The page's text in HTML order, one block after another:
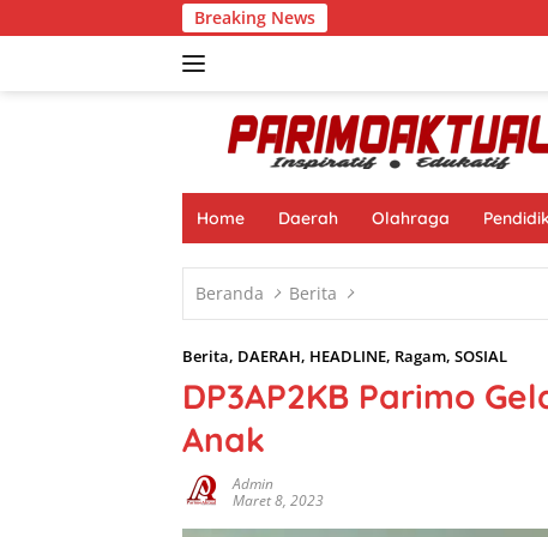
ke
Breaking News
Home Daerah Olahraga
Beranda Berita
Berita, DAERAH, HEADLINE, Ragam, SOSIAL
DP3AP2KB Parimo
Anak
Admin
Maret 8, 2023